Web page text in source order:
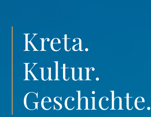
Kreta.
Kultur.
Geschichte.